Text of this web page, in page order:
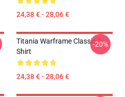
24,38 € - 28,06 €
Titania Warframe Classic T-
Shirt
24,38 € - 28,06 €
-20%